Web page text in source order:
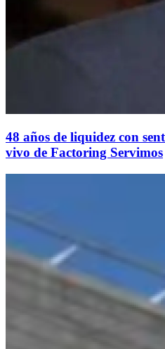
48 años de liquidez con
vivo de Factoring Servimos